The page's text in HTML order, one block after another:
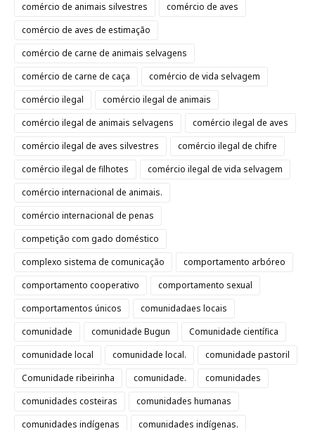
comércio de animais silvestres
comércio de aves
comércio de aves de estimação
comércio de carne de animais selvagens
comércio de carne de caça
comércio de vida selvagem
comércio ilegal
comércio ilegal de animais
comércio ilegal de animais selvagens
comércio ilegal de aves
comércio ilegal de aves silvestres
comércio ilegal de chifre
comércio ilegal de filhotes
comércio ilegal de vida selvagem
comércio internacional de animais.
comércio internacional de penas
competição com gado doméstico
complexo sistema de comunicação
comportamento arbóreo
comportamento cooperativo
comportamento sexual
comportamentos únicos
comunidadaes locais
comunidade
comunidade Bugun
Comunidade científica
comunidade local
comunidade local.
comunidade pastoril
Comunidade ribeirinha
comunidade.
comunidades
comunidades costeiras
comunidades humanas
comunidades indígenas
comunidades indígenas.